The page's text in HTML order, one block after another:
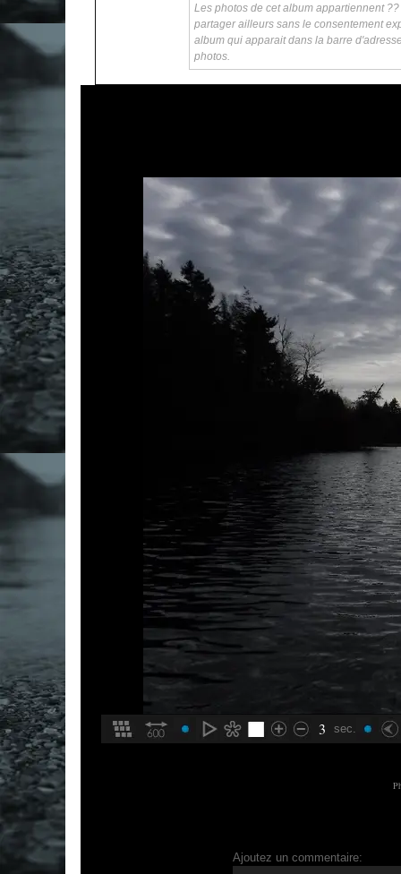
Les photos de cet album appartiennent
partager ailleurs sans le consentement
album qui apparait dans la barre
photos.
3 sec.
Ajoutez un commentaire: